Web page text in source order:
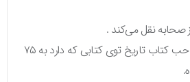
محمد ابن جریر طبری صاحب کتاب تاریخ توی کتابی که دارد به ۷۵